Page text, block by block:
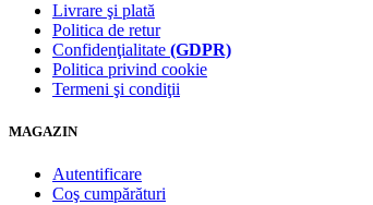
Livrare şi plată
Politica de retur
Confidenţialitate (GDPR)
Politica privind cookie
Termeni şi condiţii
MAGAZIN
Autentificare
Coş cumpărături